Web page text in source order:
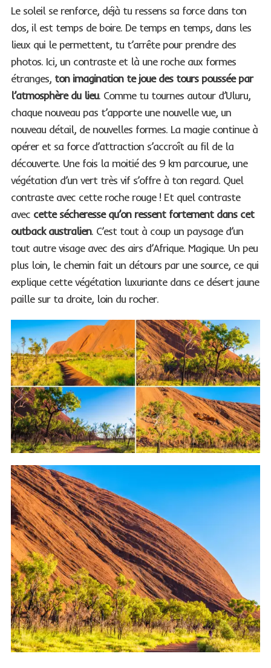
Le soleil se renforce, déjà tu ressens sa force dans ton
dos, il est temps de boire. De temps en temps, dans les
lieux qui le permettent, tu t’arrête pour prendre des
photos. Ici, un contraste et là une roche aux formes
étranges, ton imagination te joue des tours poussée par
l’atmosphère du lieu. Comme tu tournes autour d’Uluru,
chaque nouveau pas t’apporte une nouvelle vue, un
nouveau détail, de nouvelles formes. La magie continue à
opérer et sa force d’attraction s’accroît au fil de la
découverte. Une fois la moitié des 9 km parcourue, une
végétation d’un vert très vif s’offre à ton regard. Quel
contraste avec cette roche rouge ! Et quel contraste
avec cette sécheresse qu’on ressent fortement dans cet
outback australien. C’est tout à coup un paysage d’un
tout autre visage avec des airs d’Afrique. Magique. Un peu
plus loin, le chemin fait un détours par une source, ce qui
explique cette végétation luxuriante dans ce désert jaune
paille sur ta droite, loin du rocher.
a
c
h
f
o
: